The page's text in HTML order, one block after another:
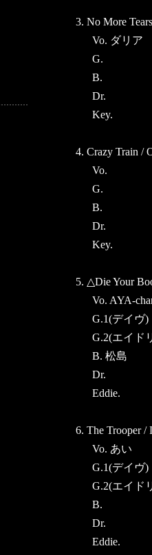
3. No More
Vo. ダリア
G.
B.
Dr.
Key.
4. Crazy Train /
Vo.
G.
B.
Dr.
Key.
5. △Die Your
Vo. AYA-
G.1(デイヴ)
G.2(エイド
B. 松島
Dr.
Eddie.
6. The Trooper
Vo. あい
G.1(デイヴ)
G.2(エイド
B.
Dr.
Eddie.